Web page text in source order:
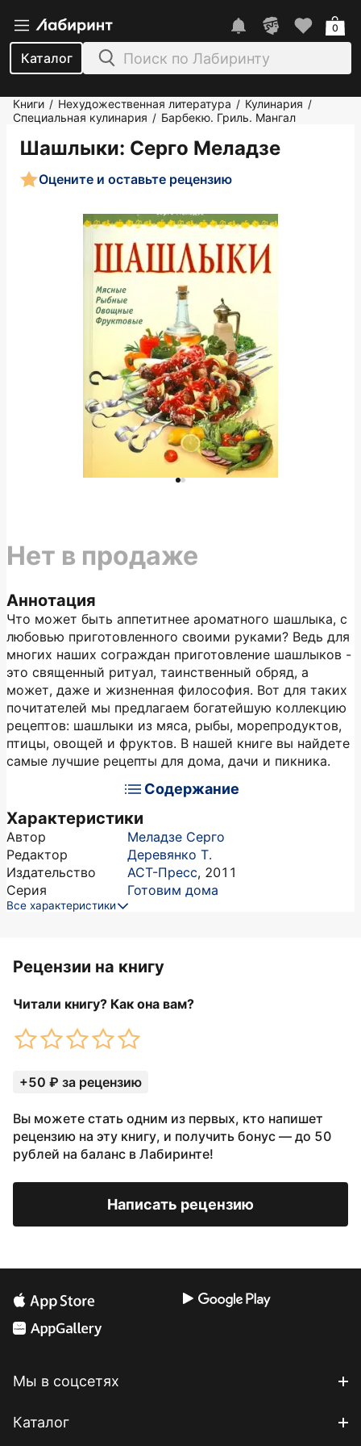
Каталог
0
Книги / Нехудожественная литература / Кулинария /
Специальная кулинария / Барбекю. Гриль. Мангал
Шашлыки: Серго Меладзе
Оцените и оставьте рецензию
Аннотация
Что может быть аппетитнее ароматного шашлыка, с
любовью приготовленного своими руками? Ведь для
многих наших сограждан приготовление шашлыков -
это священный ритуал, таинственный обряд, а
может, даже и жизненная философия. Вот для таких
почитателей мы предлагаем богатейшую коллекцию
рецептов: шашлыки из мяса, рыбы, морепродуктов,
птицы, овощей и фруктов. В нашей книге вы найдете
самые лучшие рецепты для дома, дачи и пикника.
Содержание
Характеристики
Автор
Меладзе Серго
Редактор
Деревянко Т.
Издательство
АСТ-Пресс, 2011
Серия
Готовим дома
Все характеристики
Нет в продаже
Рецензии на книгу
Читали книгу? Как она вам?
+50 ₽ за рецензию
Вы можете стать одним из первых, кто напишет
рецензию на эту книгу, и получить бонус — до 50
рублей на баланс в Лабиринте!
Написать рецензию
Мы в соцсетях
Каталог